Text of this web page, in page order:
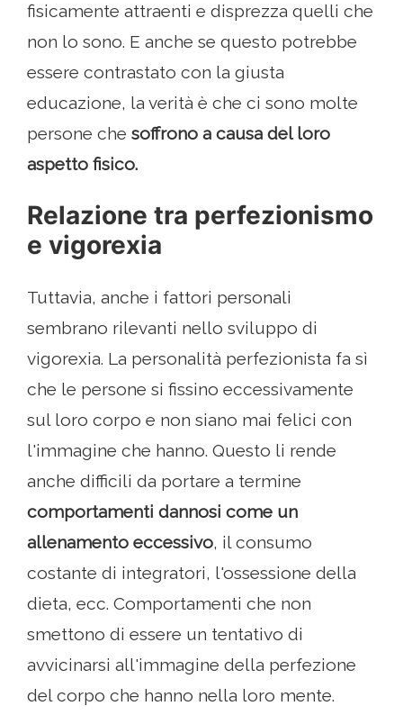
fisicamente attraenti e disprezza quelli che
non lo sono. E anche se questo potrebbe
essere contrastato con la giusta
educazione, la verità è che ci sono molte
persone che soffrono a causa del loro
aspetto fisico.
Relazione tra perfezionismo
e vigorexia
Tuttavia, anche i fattori personali
sembrano rilevanti nello sviluppo di
vigorexia. La personalità perfezionista fa sì
che le persone si fissino eccessivamente
sul loro corpo e non siano mai felici con
l'immagine che hanno. Questo li rende
anche difficili da portare a termine
comportamenti dannosi come un
allenamento eccessivo, il consumo
costante di integratori, l'ossessione della
dieta, ecc. Comportamenti che non
smettono di essere un tentativo di
avvicinarsi all'immagine della perfezione
del corpo che hanno nella loro mente.